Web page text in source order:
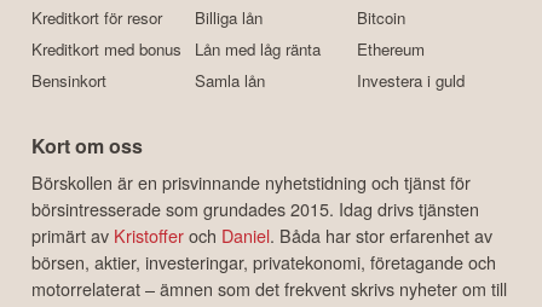
Kreditkort för resor
Kreditkort med bonus
Bensinkort
Billiga lån
Lån med låg ränta
Samla lån
Bitcoin
Ethereum
Investera i guld
Kort om oss
Börskollen är en prisvinnande nyhetstidning och tjänst för
börsintresserade som grundades 2015. Idag drivs tjänsten
primärt av Kristofferoch Daniel. Båda har stor erfarenhet av
börsen, aktier, investeringar, privatekonomi, företagande och
motorrelaterat – ämnen som det frekvent skrivs nyheter om till